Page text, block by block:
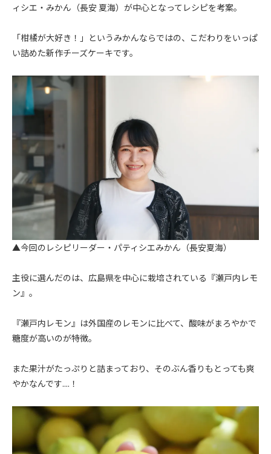
ィシエ・みかん（長安 夏海）が中心となってレシピを考案。
「柑橘が大好き！」というみかんならではの、こだわりをいっぱ
い詰めた新作チーズケーキです。
▲今回のレシピリーダー・パティシエみかん（長安夏海）
主役に選んだのは、広島県を中心に栽培されている『瀬戸内レモ
ン』。
『瀬戸内レモン』は外国産のレモンに比べて、酸味がまろやかで
糖度が高いのが特徴。
また果汁がたっぷりと詰まっており、そのぶん香りもとっても爽
やかなんです....！